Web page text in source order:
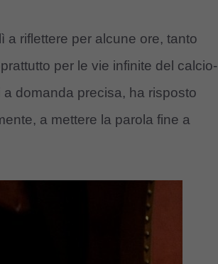
a riflettere per alcune ore, tanto
per le vie infinite del calcio-
a domanda precisa, ha risposto
a mettere la parola fine a